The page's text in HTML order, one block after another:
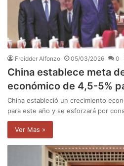
Freidder Alfonzo 05/03/2026 0
China establece meta
económico de 4,5-5%
China estableció un crecimiento
para este año y se esforzará por
Ver Mas »